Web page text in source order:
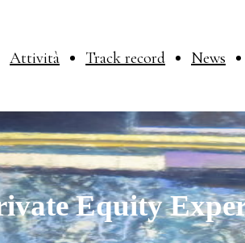
Attività Track record News
Equity